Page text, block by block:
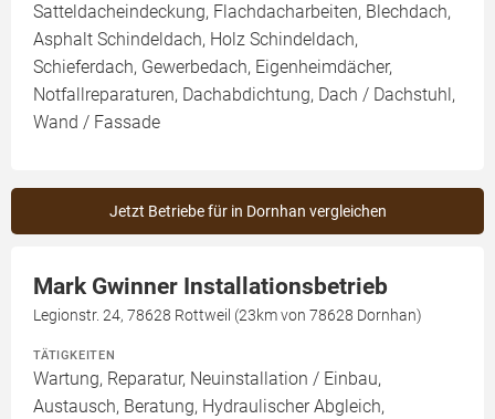
Satteldacheindeckung, Flachdacharbeiten, Blechdach,
Asphalt Schindeldach, Holz Schindeldach,
Schieferdach, Gewerbedach, Eigenheimdächer,
Notfallreparaturen, Dachabdichtung, Dach / Dachstuhl,
Wand / Fassade
Jetzt Betriebe für in Dornhan vergleichen
Mark Gwinner Installationsbetrieb
Legionstr. 24, 78628 Rottweil (23km von 78628 Dornhan)
TÄTIGKEITEN
Wartung, Reparatur, Neuinstallation / Einbau,
Austausch, Beratung, Hydraulischer Abgleich,